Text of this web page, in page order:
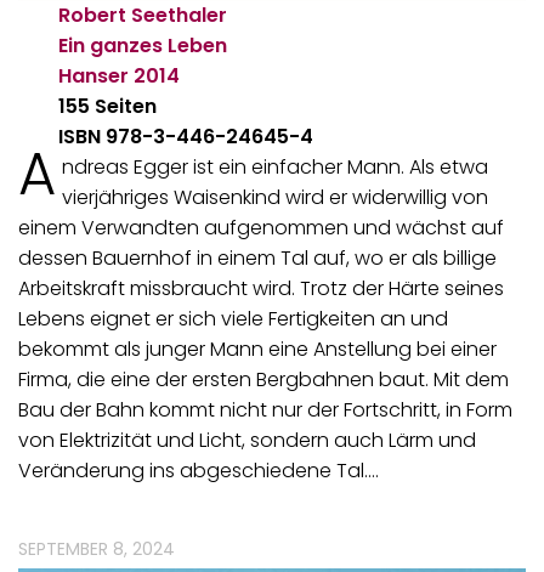
Robert Seethaler
Ein ganzes Leben
Hanser 2014
155 Seiten
ISBN 978-3-446-24645-4
A ndreas Egger ist ein einfacher Mann. Als etwa
vierjähriges Waisenkind wird er widerwillig von
einem Verwandten aufgenommen und wächst auf
dessen Bauernhof in einem Tal auf, wo er als billige
Arbeitskraft missbraucht wird. Trotz der Härte seines
Lebens eignet er sich viele Fertigkeiten an und
bekommt als junger Mann eine Anstellung bei einer
Firma, die eine der ersten Bergbahnen baut. Mit dem
Bau der Bahn kommt nicht nur der Fortschritt, in Form
von Elektrizität und Licht, sondern auch Lärm und
Veränderung ins abgeschiedene Tal.…
SEPTEMBER 8, 2024